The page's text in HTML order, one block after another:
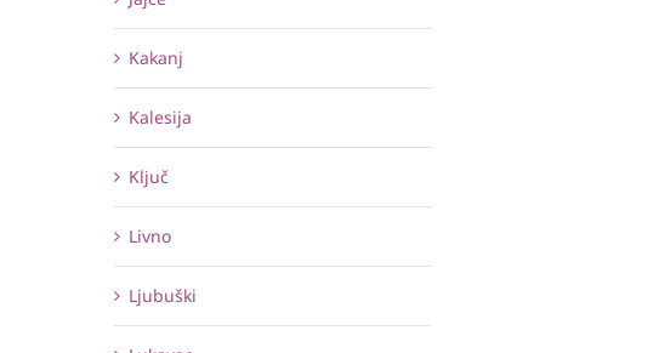
Kakanj
Kalesija
Ključ
Livno
Ljubuški